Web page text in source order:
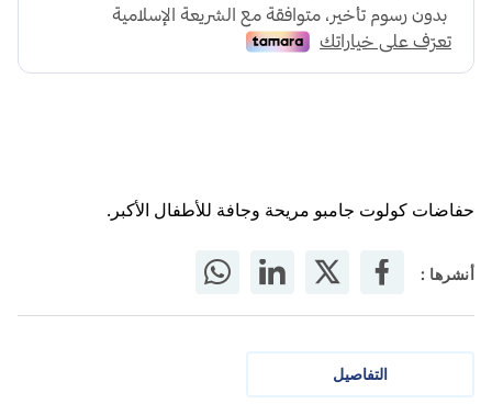
حفاضات كولوت جامبو مريحة وجافة للأطفال الأكبر.
أنشرها :
التفاصيل